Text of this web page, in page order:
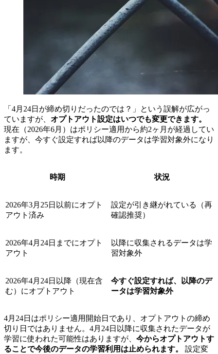
「4月24日が締め切りだったのでは？」という誤解が広がっ
ていますが、 オプトアウト設定はいつでも変更できます。
現在（2026年6月）はポリシー適用から約2ヶ月が経過してい
ますが、今すぐ設定すれば以降のデータは学習対象外になり
ます。
時期 状況
2026年3月25日以前にオプト
アウト済み
設定が引き継がれている（再
確認推奨）
2026年4月24日までにオプト
アウト
以降に収集されるデータは学
習対象外
2026年4月24日以降（現在含
む）にオプトアウト
今すぐ設定すれば、以降のデ
ータは学習対象外
4月24日はポリシー適用開始日であり、オプトアウトの締め
切り日ではありません。4月24日以降に収集されたデータが
学習に使われた可能性はありますが、 今からオプトアウトす
ることで今後のデータの学習利用は止められます。
設定変